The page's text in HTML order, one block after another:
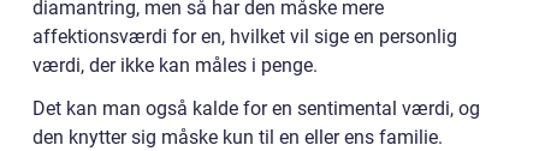
diamantring, men så har den måske mere
affektionsværdi for en, hvilket vil sige en personlig
værdi, der ikke kan måles i penge.
Det kan man også kalde for en sentimental værdi, og
den knytter sig måske kun til en eller ens familie.